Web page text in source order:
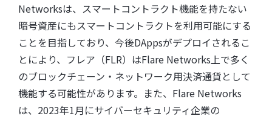
Networksは、スマートコントラクト機能を持たない
暗号資産にもスマートコントラクトを利用可能にする
ことを目指しており、今後DAppsがデプロイされるこ
とにより、フレア（FLR）はFlare Networks上で多く
のブロックチェーン・ネットワーク用決済通貨として
機能する可能性があります。また、Flare Networks
は、2023年1月にサイバーセキュリティ企業の